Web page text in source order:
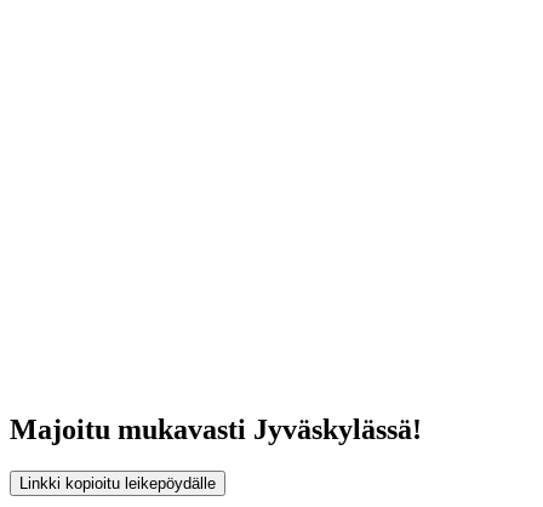
Majoitu mukavasti Jyväskylässä!
Linkki kopioitu leikepöydälle